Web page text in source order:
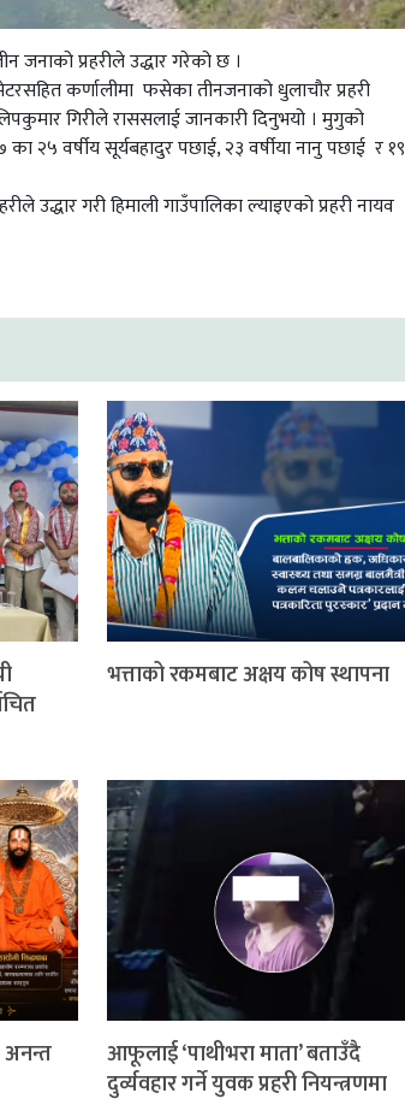
जनाको प्रहरीले उद्धार गरेको छ ।
कर्णालीमा फसेका तीनजनाको धुलाचौर प्रहरी
गिरीले राससलाई जानकारी दिनुभयो । मुगुको
२५ वर्षीय सूर्यबहादुर पछाई, २३ वर्षीया नानु पछाई र १९
उद्धार गरी हिमाली गाउँपालिका ल्याइएको प्रहरी नायव
भत्ताको रकमबाट अक्षय कोष स्थापना
अनन्त
आफूलाई ‘पाथीभरा माता’ बताउँदै
दुर्व्यवहार गर्ने युवक प्रहरी नियन्त्रणमा